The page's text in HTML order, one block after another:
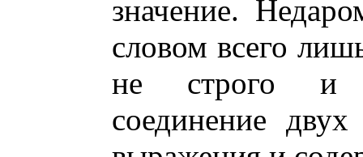
значение.
словом всего
не строго и
соединение